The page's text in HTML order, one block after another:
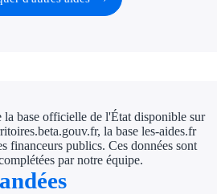
Aides Région
Aides Région
la base officielle de l'État disponible sur
la base les-aides.fr
financeurs publics. Ces données sont
par notre équipe.